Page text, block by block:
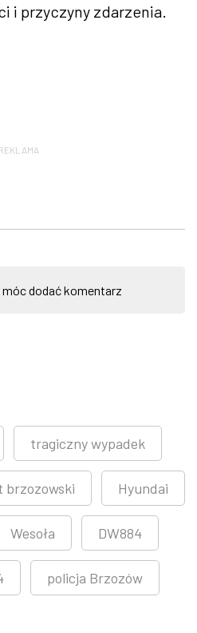
i przyczyny zdarzenia.
dodać komentarz
tragiczny wypadek
brzozowski Hyundai
Wesoła DW884
policja Brzozów